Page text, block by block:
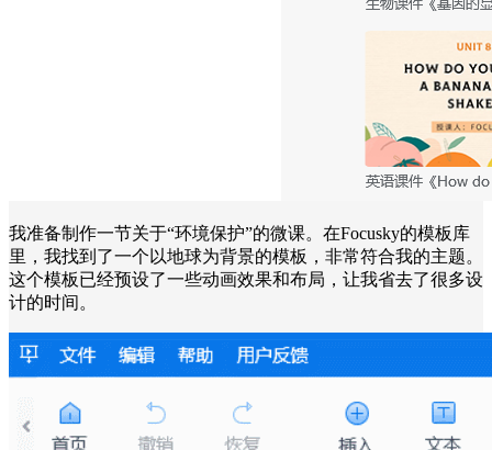
我准备制作一节关于“环境保护”的微课。在Focusky的模板库
里，我找到了一个以地球为背景的模板，非常符合我的主题。
这个模板已经预设了一些动画效果和布局，让我省去了很多设
计的时间。